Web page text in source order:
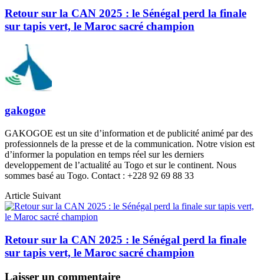
Retour sur la CAN 2025 : le Sénégal perd la finale
sur tapis vert, le Maroc sacré champion
gakogoe
GAKOGOE est un site d’information et de publicité animé par des
professionnels de la presse et de la communication. Notre vision est
d’informer la population en temps réel sur les derniers
developpement de l’actualité au Togo et sur le continent. Nous
sommes basé au Togo. Contact : +228 92 69 88 33
Article Suivant
Retour sur la CAN 2025 : le Sénégal perd la finale
sur tapis vert, le Maroc sacré champion
Laisser un commentaire